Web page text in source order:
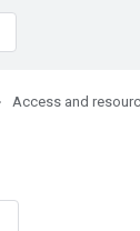
Access and